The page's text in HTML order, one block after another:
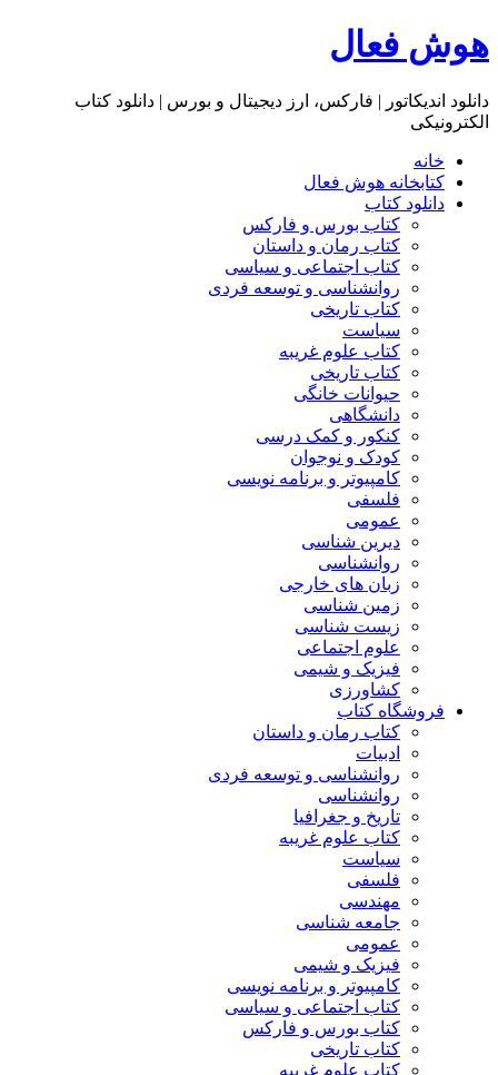
هوش فعال
دانلود اندیکاتور | فارکس، ارز دیجیتال و بورس | دانلود کتاب
الکترونیکی
خانه
کتابخانه هوش فعال
دانلود کتاب
کتاب بورس و فارکس
کتاب رمان و داستان
کتاب اجتماعی و سیاسی
روانشناسی و توسعه فردی
کتاب تاریخی
سیاست
کتاب علوم غریبه
کتاب تاریخی
حیوانات خانگی
دانشگاهی
کنکور و کمک‌ درسی
کودک و نوجوان
کامپیوتر و برنامه نویسی
فلسفی
عمومی
دیرین شناسی
روانشناسی
زبان های خارجی
زمین شناسی
زیست شناسی
علوم اجتماعی
فیزیک و شیمی
کشاورزی
فروشگاه کتاب
کتاب رمان و داستان
ادبیات
روانشناسی و توسعه فردی
روانشناسی
تاریخ و جغرافیا
کتاب علوم غریبه
سیاست
فلسفی
مهندسی
جامعه شناسی
عمومی
فیزیک و شیمی
کامپیوتر و برنامه نویسی
کتاب اجتماعی و سیاسی
کتاب بورس و فارکس
کتاب تاریخی
کتاب علوم غریبه